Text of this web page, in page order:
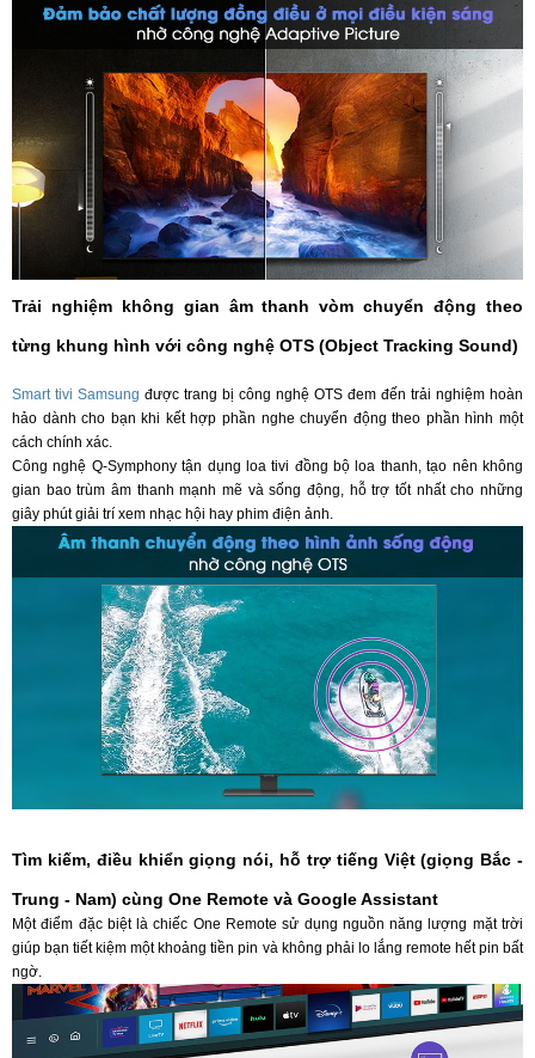
Trải nghiệm không gian âm thanh vòm chuyển động theo
từng khung hình với công nghệ OTS (Object Tracking Sound)
Smart tivi Samsung được trang bị công nghệ OTS đem đến trải nghiệm hoàn
hảo dành cho bạn khi kết hợp phần nghe chuyển động theo phần hình một
cách chính xác.
Công nghệ Q-Symphony tận dụng loa tivi đồng bộ loa thanh, tạo nên không
gian bao trùm âm thanh mạnh mẽ và sống động, hỗ trợ tốt nhất cho những
giây phút giải trí xem nhạc hội hay phim điện ảnh.
Tìm kiếm, điều khiển giọng nói, hỗ trợ tiếng Việt (giọng Bắc -
Trung - Nam) cùng One Remote và Google Assistant
Một điểm đặc biệt là chiếc One Remote sử dụng nguồn năng lượng mặt trời
giúp bạn tiết kiệm một khoảng tiền pin và không phải lo lắng remote hết pin bất
ngờ.